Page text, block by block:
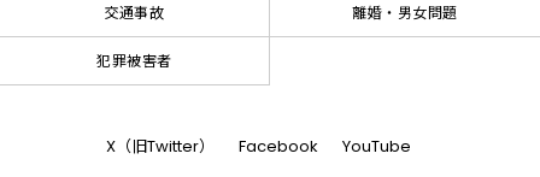
交通事故 離婚・男女問題
犯罪被害者
X（旧Twitter） Facebook YouTube